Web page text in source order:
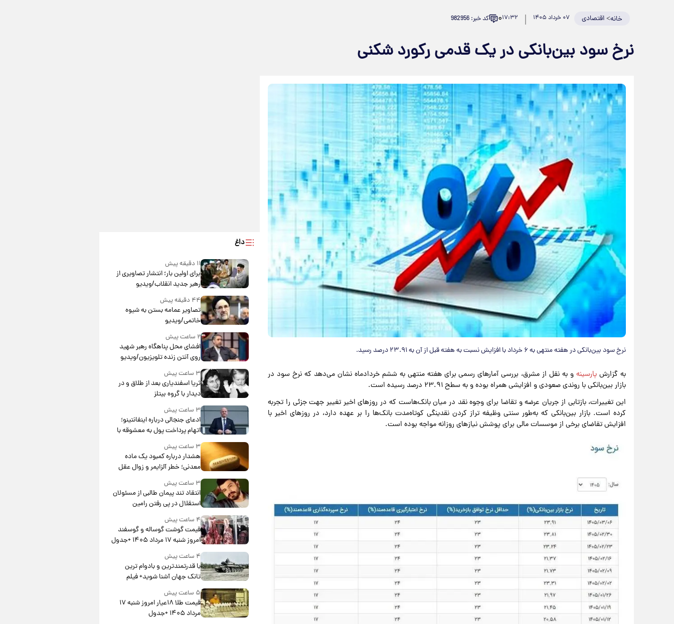
خانه>اقتصادی ۰۷ خرداد ۱۴۰۵ ۱۷:۳۲۰ کد خبر: 982956
نرخ سود بین‌بانکی در یک قدمی رکورد شکنی
نرخ سود بین‌بانکی در هفته منتهی به ۶ خرداد با افزایش نسبت به هفته قبل از آن به ۲۳.۹۱ درصد رسید.
به گزارش پارسینهو به نقل از مشرق، بررسی آمارهای رسمی برای هفته منتهی به ششم خردادماه نشان می‌دهد که نرخ سود در
بازار بین‌بانکی با روندی صعودی و افزایشی همراه بوده و به سطح ۲۳.۹۱ درصد رسیده است.
این تغییرات، بازتابی از جریان عرضه و تقاضا برای وجوه نقد در میان بانک‌هاست که در روزهای اخیر تغییر جهت جزئی را تجربه
کرده است. بازار بین‌بانکی که به‌طور سنتی وظیفه تراز کردن نقدینگی کوتاه‌مدت بانک‌ها را بر عهده دارد، در روزهای اخیر با
افزایش تقاضای برخی از موسسات مالی برای پوشش نیازهای روزانه مواجه بوده است.
داغ
۱۱ دقیقه پیش
برای اولین بار؛ انتشار تصاویری از
رهبر جدید انقلاب/ویدیو
۴۴ دقیقه پیش
تصاویر عمامه بستن به شیوه
خاتمی/ویدیو
۲ ساعت پیش
افشای محل پناهگاه‌ رهبر شهید
روی آنتن زنده تلویزیون/ویدیو
۳ ساعت پیش
ثریا اسفندیاری بعد از طلاق و در
دیدار با گروه بیتلز
۳ ساعت پیش
ادعای جنجالی درباره اینفانتینو؛
اتهام پرداخت پول به معشوقه با
۳ ساعت پیش
هشدار درباره کمبود یک ماده
معدنی؛ خطر آلزایمر و زوال عقل
۳ ساعت پیش
انتقاد تند پیمان طالبی از مسئولان
استقلال در پی رفتن رامین
رضاییان+ عکس
۴ ساعت پیش
قیمت گوشت گوساله و گوسفند
امروز شنبه ۱۷ مرداد ۱۴۰۵ +جدول
۴ ساعت پیش
با قدرتمندترین و بادوام ترین
تانک جهان آشنا شوید+ فیلم
۵ ساعت پیش
قیمت طلا ۱۸عیار امروز شنبه ۱۷
مرداد ۱۴۰۵ +جدول